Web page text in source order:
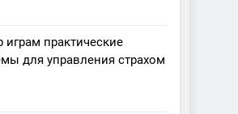
играм практические
для управления страхом